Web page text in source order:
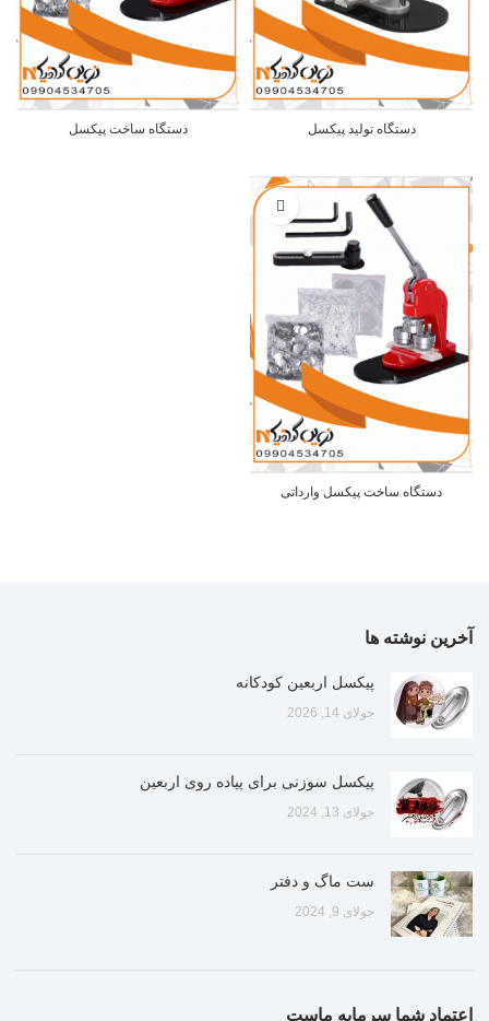
دستگاه تولید پیکسل دستگاه ساخت پیکسل
دستگاه ساخت پیکسل وارداتی
آخرین نوشته ها
پیکسل اربعین کودکانه
جولای 14, 2026
پیکسل سوزنی برای پیاده روی اربعین
جولای 13, 2024
ست ماگ و دفتر
جولای 9, 2024
اعتماد شما سرمایه ماست